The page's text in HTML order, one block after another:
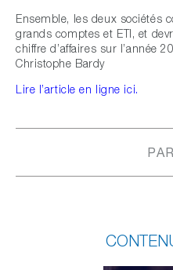
Ensemble, les deux sociétés
grands comptes et ETI, et
chiffre d’affaires sur l’année
Christophe Bardy
Lire l’article en ligne ici.